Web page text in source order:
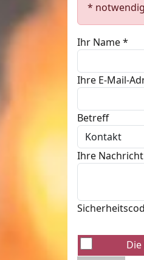
*
Ihr Name *
Ihre E-Mail-
Betreff
Ihre Nachricht
Die